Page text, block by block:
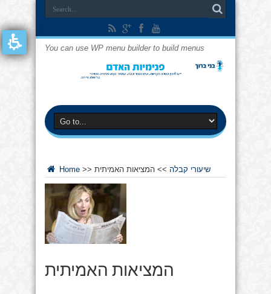
You can use WP menu builder to build menus
Home >> שיעורי קבלה >> המציאות האמיתית
המציאות האמיתית